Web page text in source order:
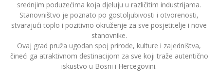
srednjim poduzećima koja djeluju u različitim industrijama.
Stanovništvo je poznato po gostoljubivosti i otvorenosti,
stvarajući toplo i pozitivno okruženje za sve posjetitelje i nove
stanovnike.
Ovaj grad pruža ugodan spoj prirode, kulture i zajedništva,
čineći ga atraktivnom destinacijom za sve koji traže autentično
iskustvo u Bosni i Hercegovini.